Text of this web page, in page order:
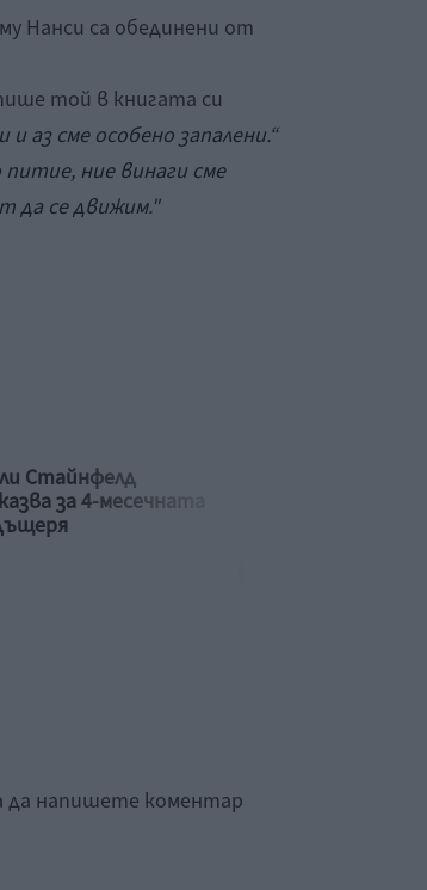
Нанси са обединени от
той в книгата си
аз сме особено запалени.“
ние винаги сме
да се движим."
Идилия и релакс за
семейството на Башар
Рахал
да напишете коментар